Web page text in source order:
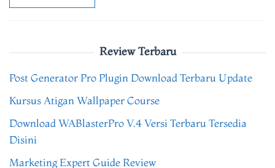
Review Terbaru
Post Generator Pro Plugin Download Terbaru Update
Kursus Atigan Wallpaper Course
Download WABlasterPro V.4 Versi Terbaru Tersedia
Disini
Marketing Expert Guide Review